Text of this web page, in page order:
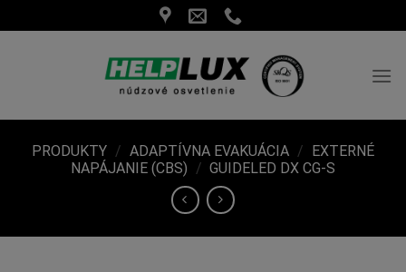
to
PRODUKTY / ADAPTÍVNA EVAKUÁCIA / EXTERNÉ
NAPÁJANIE (CBS) / GUIDELED DX CG-S